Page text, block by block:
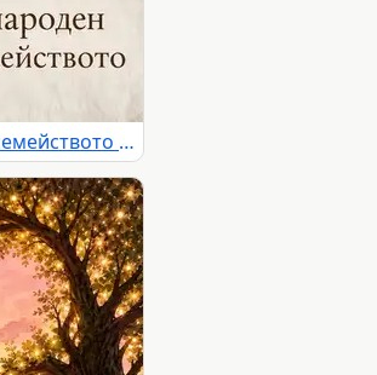
Нежна картичка за Международния ден на семейството с ръце, цветя и семейна снимка